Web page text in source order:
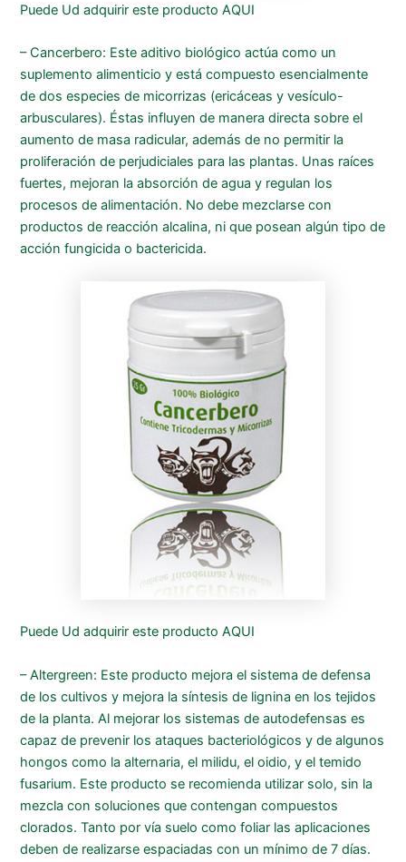
Puede Ud adquirir este producto AQUI
– Cancerbero: Este aditivo biológico actúa como un
suplemento alimenticio y está compuesto esencialmente
de dos especies de micorrizas (ericáceas y vesículo-
arbusculares). Éstas influyen de manera directa sobre el
aumento de masa radicular, además de no permitir la
proliferación de perjudiciales para las plantas. Unas raíces
fuertes, mejoran la absorción de agua y regulan los
procesos de alimentación. No debe mezclarse con
productos de reacción alcalina, ni que posean algún tipo de
acción fungicida o bactericida.
Puede Ud adquirir este producto AQUI
– Altergreen: Este producto mejora el sistema de defensa
de los cultivos y mejora la síntesis de lignina en los tejidos
de la planta. Al mejorar los sistemas de autodefensas es
capaz de prevenir los ataques bacteriológicos y de algunos
hongos como la alternaria, el milidu, el oidio, y el temido
fusarium. Este producto se recomienda utilizar solo, sin la
mezcla con soluciones que contengan compuestos
clorados. Tanto por vía suelo como foliar las aplicaciones
deben de realizarse espaciadas con un mínimo de 7 días.